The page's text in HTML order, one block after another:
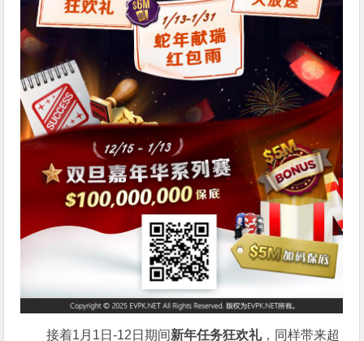
接着1月1日-12日期间新年任务狂欢礼，同样带来超